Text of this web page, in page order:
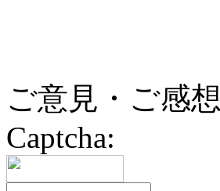
ご意見・ご感想
Captcha: